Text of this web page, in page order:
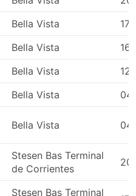
Bella Vista
Bella Vista
Bella Vista
Bella Vista
Bella Vista
Stesen Bas Terminal
de Corrientes
Stesen Bas Terminal